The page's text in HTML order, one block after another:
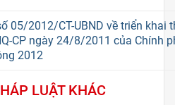
05/2012/CT-UBND về triển khai
CP ngày 24/8/2011 của Chính
2012
LUẬT KHÁC